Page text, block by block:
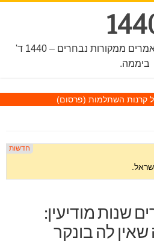
חדשות, מבזקי חדשות ומאמרים ממקורות נבחרים – 1440 ד'
ביממה.
קרנות השתלמות (פרסום)
שנות מודיעין:
לה בונקר